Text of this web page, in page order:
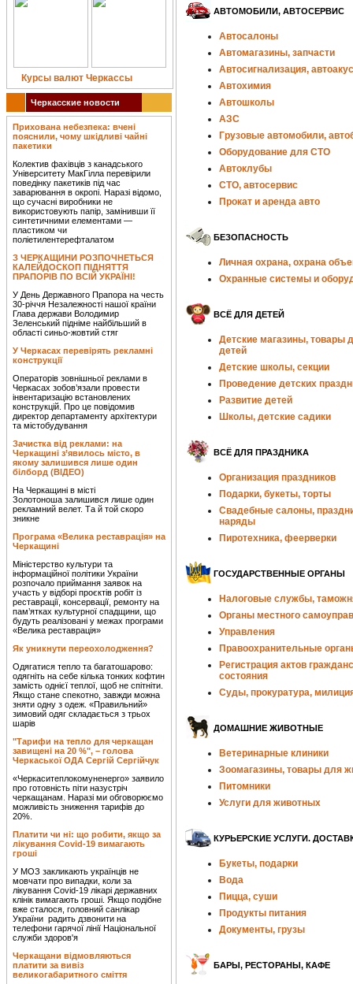
Курсы валют Черкассы
Черкасские новости
Прихована небезпека: вчені
пояснили, чому шкідливі чайні
пакетики
Колектив фахівців з канадського
Університету МакГілла перевірили
поведінку пакетиків під час
заварювання в окропі. Наразі відомо,
що сучасні виробники не
використовують папір, замінивши її
синтетичними елементами —
пластиком чи
поліетилентерефталатом
З ЧЕРКАЩИНИ РОЗПОЧНЕТЬСЯ
КАЛЕЙДОСКОП ПІДНЯТТЯ
ПРАПОРІВ ПО ВСІЙ УКРАЇНІ!
У День Державного Прапора на честь
30-річчя Незалежності нашої країни
Глава держави Володимир
Зеленський підніме найбільший в
області синьо-жовтий стяг
У Черкасах перевірять рекламні
конструкції
Операторів зовнішньої реклами в
Черкасах зобов’язали провести
інвентаризацію встановлених
конструкцій. Про це повідомив
директор департаменту архітектури
та містобудування
Зачистка від реклами: на
Черкащині з’явилось місто, в
якому залишився лише один
білборд (ВІДЕО)
На Черкащині в місті
Золотоноша залишився лише один
рекламний велет. Та й той скоро
зникне
Програма «Велика реставрація» на
Черкащині
Міністерство культури та
інформаційної політики України
розпочало приймання заявок на
участь у відборі проєктів робіт із
реставрації, консервації, ремонту на
пам’ятках культурної спадщини, що
будуть реалізовані у межах програми
«Велика реставрація»
Як уникнути переохолодження?
Одягатися тепло та багатошарово:
одягніть на себе кілька тонких кофтин
замість однієї теплої, щоб не спітніти.
Якщо стане спекотно, завжди можна
зняти одну з одеж. «Правильний»
зимовий одяг складається з трьох
шарів
"Тарифи на тепло для черкащан
завищені на 20 %", – голова
Черкаської ОДА Сергій Сергійчук
«Черкаситеплокомуненерго» заявило
про готовність піти назустріч
черкащанам. Наразі ми обговорюємо
можливість зниження тарифів до
20%.
Платити чи ні: що робити, якщо за
лікування Covid-19 вимагають
гроші
У МОЗ закликають українців не
мовчати про випадки, коли за
лікування Covid-19 лікарі державних
клінік вимагають гроші. Якщо подібне
вже сталося, головний санлікар
України радить дзвонити на
телефони гарячої лінії Національної
служби здоров'я
Черкащани відмовляються
платити за вивіз
великогабаритного сміття
АВТОМОБИЛИ, АВТОСЕРВИС
Автосалоны
Автомагазины, запчасти
Автосигнализация,
Автохимия
Автошколы
АЗС
Грузовые автомобили,
Оборудование для СТО
Автоклубы
СТО, автосервис
Прокат и аренда авто
БЕЗОПАСНОСТЬ
Личная охрана, охрана
Охранные системы и
ВСЁ ДЛЯ ДЕТЕЙ
Детские магазины, товары
детей
Детские школы, секции
Проведение детских
Развитие детей
Школы, детские садики
ВСЁ ДЛЯ ПРАЗДНИКА
Организация праздников
Подарки, букеты, торты
Свадебные салоны,
наряды
Пиротехника, феерверки
ГОСУДАРСТВЕННЫЕ ОРГАНЫ
Налоговые службы,
Органы местного
Управления
Правоохранительные
Регистрация актов
состояния
Суды, прокуратура,
ДОМАШНИЕ ЖИВОТНЫЕ
Ветеринарные клиники
Зоомагазины, товары для
Питомники
Услуги для животных
КУРЬЕРСКИЕ УСЛУГИ.
Букеты, подарки
Вода
Пицца, суши
Продукты питания
Документы, грузы
БАРЫ, РЕСТОРАНЫ, КАФЕ